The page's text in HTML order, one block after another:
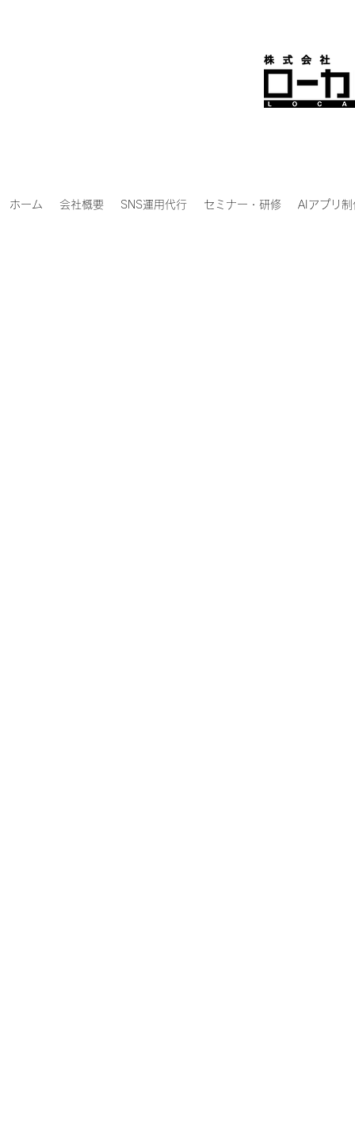
ホーム 会社概要 SNS運用代行 セミナー・研修 AIアプリ制